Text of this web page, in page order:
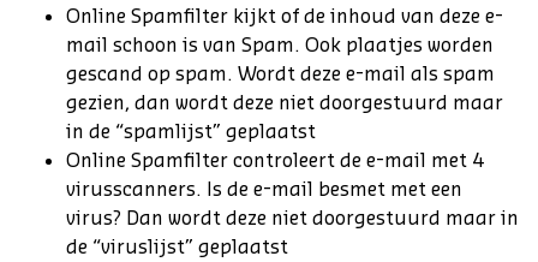
Online Spamfilter kijkt of de inhoud van deze e-
mail schoon is van Spam. Ook plaatjes worden
gescand op spam. Wordt deze e-mail als spam
gezien, dan wordt deze niet doorgestuurd maar
in de “spamlijst” geplaatst
Online Spamfilter controleert de e-mail met 4
virusscanners. Is de e-mail besmet met een
virus? Dan wordt deze niet doorgestuurd maar in
de “viruslijst” geplaatst